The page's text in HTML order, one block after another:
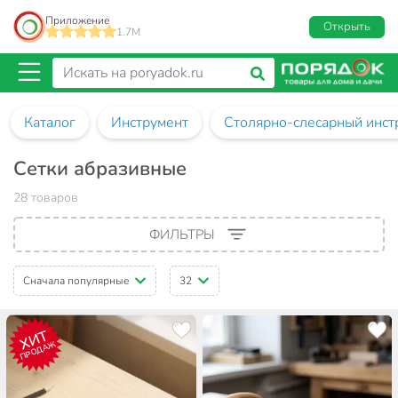
Приложение
1.7M
Открыть
Каталог Инструмент Столярно-слесарный
Сетки абразивные
28 товаров
ФИЛЬТРЫ
Сначала популярные 32
ХИТ
ПРОДАЖ